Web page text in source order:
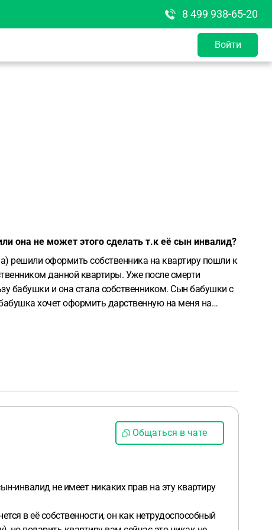
8 499 938-65-20
Войти
она не может этого сделать т.к её сын инвалид?
собственника на квартиру пошли к
более он когда то тоже отказался от своей доли в
Общаться в чате
инвалид не имеет никаких прав на эту квартиру
в её собственности, он как нетрудоспособный